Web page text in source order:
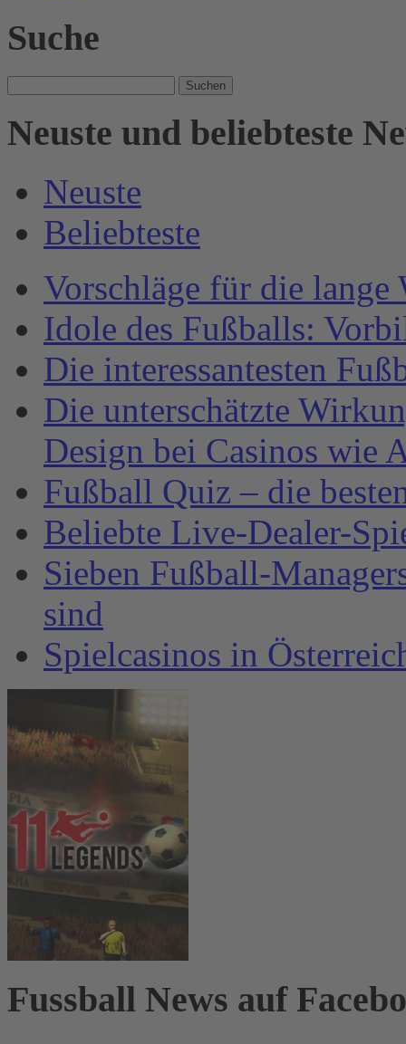
Suche
nach:
Neuste und beliebteste
Neuste
Beliebteste
Vorschläge für die lange
Idole des Fußballs:
Die interessantesten
Die unterschätzte
Design bei Casinos wie
Fußball Quiz – die
Beliebte Live-Dealer-
Sieben Fußball-
sind
Spielcasinos in
Fussball News auf